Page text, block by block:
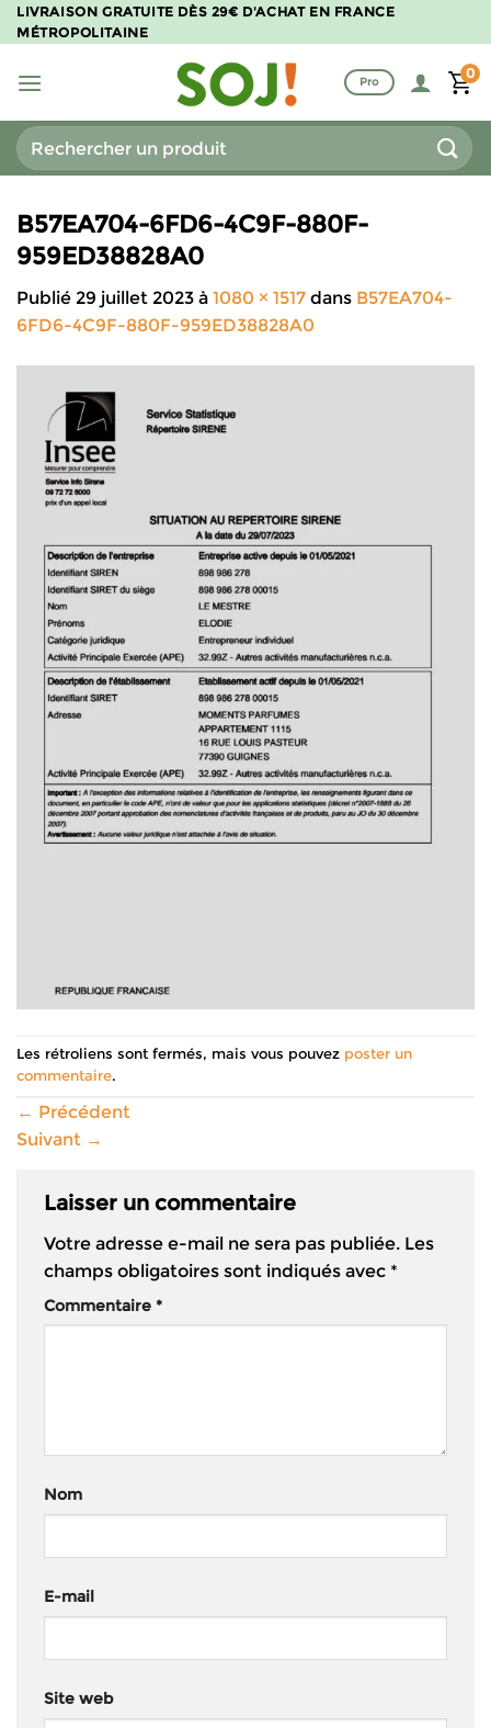
Passer
au
LIVRAISON GRATUITE DÈS 29€ D'ACHAT EN FRANCE
MÉTROPOLITAINE
Pro
0
Recherche
pour :
B57EA704-6FD6-4C9F-880F-
959ED38828A0
Publié 29 juillet 2023 à 1080 × 1517 dans B57EA704-
6FD6-4C9F-880F-959ED38828A0
Les rétroliens sont fermés, mais vous pouvez poster un
commentaire.
← Précédent
Suivant →
Laisser un commentaire
Votre adresse e-mail ne sera pas publiée. Les
champs obligatoires sont indiqués avec *
Commentaire *
Nom
E-mail
Site web